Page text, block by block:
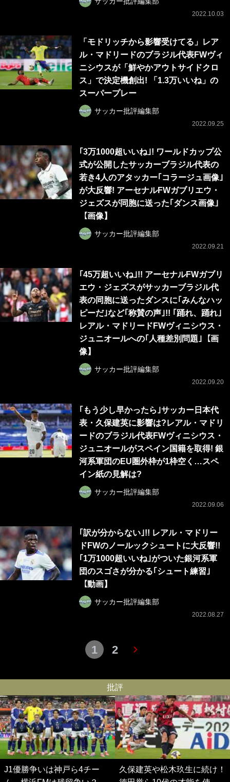
2022.10.03
「モドリッチから影響受けてる」レア
ル・マドリードのブラジル代表FWヴィ
ニシウスが「鮮やかアウトサイドクロ
ス」で決定機創出! 「1.3万いいね」の
スーパープレー
サッカー批評編集部
2022.09.25
｢3万1000超いいね｣! ワールドカップ公
式が公開したサッカーブラジル代表の
若き4人のアタッカー｢コラージュ画像｣
が大反響! アーセナルFWガブリエウ・
ジェズスが同胞に送った｢ダンス画像｣
【画像】
サッカー批評編集部
2022.09.21
｢45万超いいね｣!! アーセナルFWガブリ
エウ・ジェズスがサッカーブラジル代
表の同胞に送ったダンスに｢みんなハッ
ピーだ｣など｢称賛の声｣!! ｢踊れ、踊れ｣
レアル・マドリードFWヴィニシウス・
ジュニオールへの｢人種差別問題｣【画
像】
サッカー批評編集部
2022.09.20
｢もう少し早かったら｣サッカー日本代
表・久保建英に影響は?レアル・マドリ
ードのブラジル代表FWヴィニシウス・
ジュニオールがスペイン国籍を取得! 銀
河系軍団のEU圏外枠が1枠空く…スペ
イン紙の見解は?
サッカー批評編集部
2022.09.06
｢訳が分からない｣!! レアル・マドリー
ドFWのノールックシュートに大反響!!
｢1万1000超いいね｣がついた銀河系軍
団のスゴさが分かる｢シュート練習｣
【動画】
サッカー批評編集部
2022.08.27
1 2
批評
J1優勝争いは神戸ら4チー
久保建英や松木玖生に続け！